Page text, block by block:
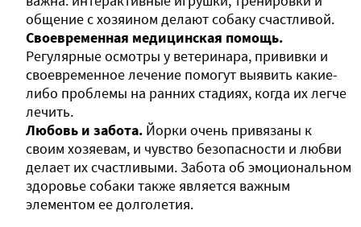
общение с хозяином делают собаку счастливой.
Своевременная медицинская помощь.
Регулярные осмотры у ветеринара, прививки и
своевременное лечение помогут выявить какие-
либо проблемы на ранних стадиях, когда их легче
лечить.
Любовь и забота. Йорки очень привязаны к
своим хозяевам, и чувство безопасности и любви
делает их счастливыми. Забота об эмоциональном
здоровье собаки также является важным
элементом ее долголетия.